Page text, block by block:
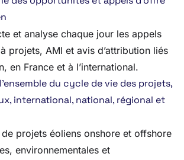
et analyse chaque jour les appels
projets, AMI et avis d’attribution liés
en France et à l’international.
du cycle de vie des projets,
international, national, régional et
projets éoliens onshore et offshore
environnementales et